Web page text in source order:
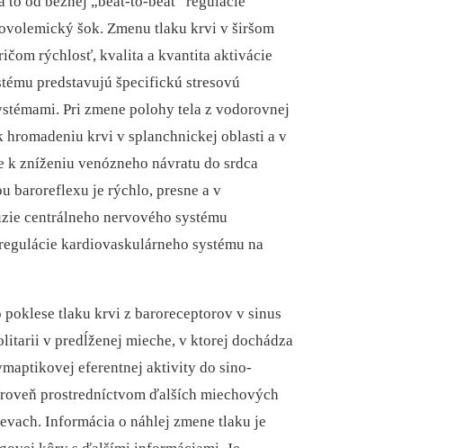
šok. Zmenu tlaku krvi v širšom
rýchlosť, kvalita a kvantita aktivácie
predstavujú špecifickú stresovú
Pri zmene polohy tela z vodorovnej
krvi v splanchnickej oblasti a v
zníženiu venózneho návratu do srdca
baro­reflexu je rýchlo, presne a v
centrálneho nervového systému
kardiovaskulárneho systému na
tlaku krvi z baroreceptorov v sinus
v predĺženej mieche, v ktorej dochádza
eferentnej aktivity do sino-
prostredníctvom ďalších miechových
Informácia o náhlej zmene tlaku je